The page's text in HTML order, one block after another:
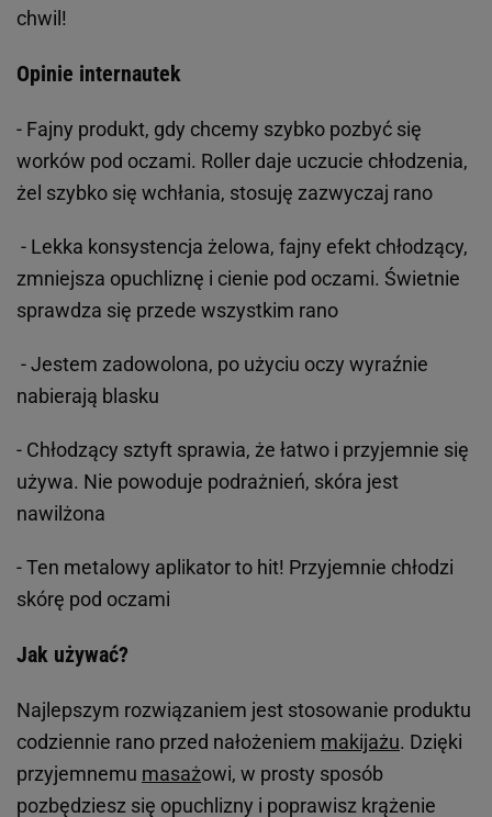
chwil!
Opinie internautek
- Fajny produkt, gdy chcemy szybko pozbyć się
worków pod oczami. Roller daje uczucie chłodzenia,
żel szybko się wchłania, stosuję zazwyczaj rano
- Lekka konsystencja żelowa, fajny efekt chłodzący,
zmniejsza opuchliznę i cienie pod oczami. Świetnie
sprawdza się przede wszystkim rano
-Jestem zadowolona, po użyciu oczy wyraźnie
nabierają blasku
- Chłodzący sztyft sprawia, że łatwo i przyjemnie się
używa. Nie powoduje podrażnień, skóra jest
nawilżona
-Ten metalowy aplikator to hit! Przyjemnie chłodzi
skórę pod oczami
Jak używać?
Najlepszym rozwiązaniem jest stosowanie produktu
codziennie rano przed nałożeniem makijażu. Dzięki
przyjemnemu masażowi, w prosty sposób
pozbędziesz się opuchlizny i poprawisz krążenie